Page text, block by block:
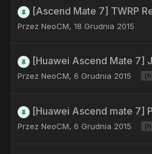
[Ascend Mate 7] TWRP
Przez NeoCM, 18 Grudnia 2015
[Huawei Ascend Mate 7]
Przez NeoCM, 6 Grudnia 2015
[Huawei Ascend mate 7]
Przez NeoCM, 6 Grudnia 2015